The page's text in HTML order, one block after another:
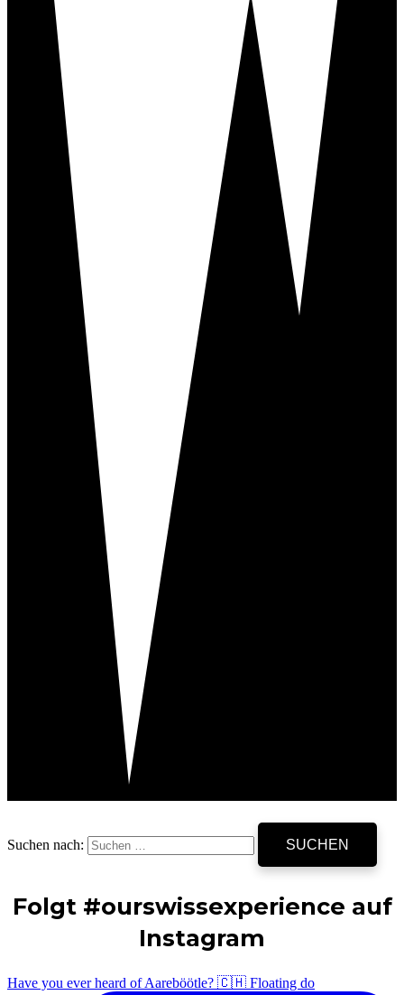
Suchen nach:
Folgt #ourswissexperience auf
Instagram
Have you ever heard of Aareböötle? 🇨🇭 Floating do